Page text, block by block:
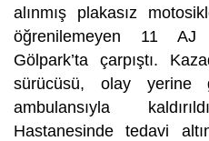
alınmış plakasız
öğrenilemeyen 11 AJ
Gölpark’ta çarpıştı.
sürücüsü, olay yerine
ambulansıyla
Hastanesinde tedavi